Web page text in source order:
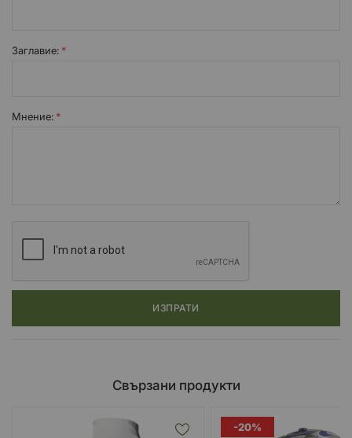
Заглавиe:
Мнение:
ИЗПРАТИ
Свързани продукти
-20%